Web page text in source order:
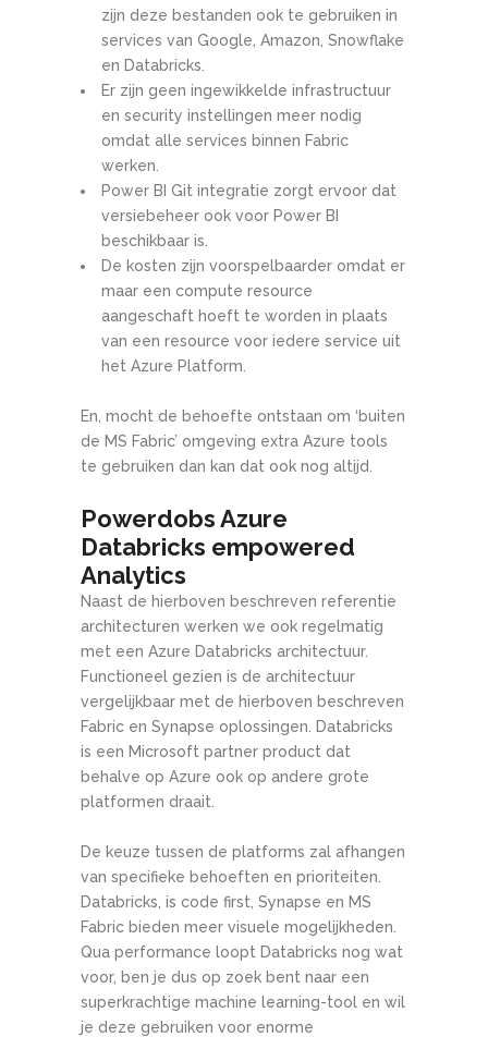
zijn deze bestanden ook te gebruiken in
services van Google, Amazon, Snowflake
en Databricks.
Er zijn geen ingewikkelde infrastructuur
en security instellingen meer nodig
omdat alle services binnen Fabric
werken.
Power BI Git integratie zorgt ervoor dat
versiebeheer ook voor Power BI
beschikbaar is.
De kosten zijn voorspelbaarder omdat er
maar een compute resource
aangeschaft hoeft te worden in plaats
van een resource voor iedere service uit
het Azure Platform.
En, mocht de behoefte ontstaan om ‘buiten
de MS Fabric’ omgeving extra Azure tools
te gebruiken dan kan dat ook nog altijd.
Powerdobs Azure
Databricks empowered
Analytics
Naast de hierboven beschreven referentie
architecturen werken we ook regelmatig
met een Azure Databricks architectuur.
Functioneel gezien is de architectuur
vergelijkbaar met de hierboven beschreven
Fabric en Synapse oplossingen. Databricks
is een Microsoft partner product dat
behalve op Azure ook op andere grote
platformen draait.
De keuze tussen de platforms zal afhangen
van specifieke behoeften en prioriteiten.
Databricks, is code first, Synapse en MS
Fabric bieden meer visuele mogelijkheden.
Qua performance loopt Databricks nog wat
voor, ben je dus op zoek bent naar een
superkrachtige machine learning-tool en wil
je deze gebruiken voor enorme